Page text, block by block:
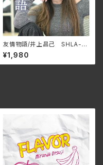
友情物語/井上昌己 SHLA-0
022(仕様:CD)
¥1,980